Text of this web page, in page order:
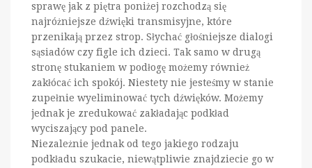
sprawę jak z piętra poniżej rozchodzą się
najróżniejsze dźwięki transmisyjne, które
przenikają przez strop. Słychać głośniejsze dialogi
sąsiadów czy figle ich dzieci. Tak samo w drugą
stronę stukaniem w podłogę możemy również
zakłócać ich spokój. Niestety nie jesteśmy w stanie
zupełnie wyeliminować tych dźwięków. Możemy
jednak je zredukować zakładając podkład
wyciszający pod panele.
Niezależnie jednak od tego jakiego rodzaju
podkładu szukacie, niewątpliwie znajdziecie go w